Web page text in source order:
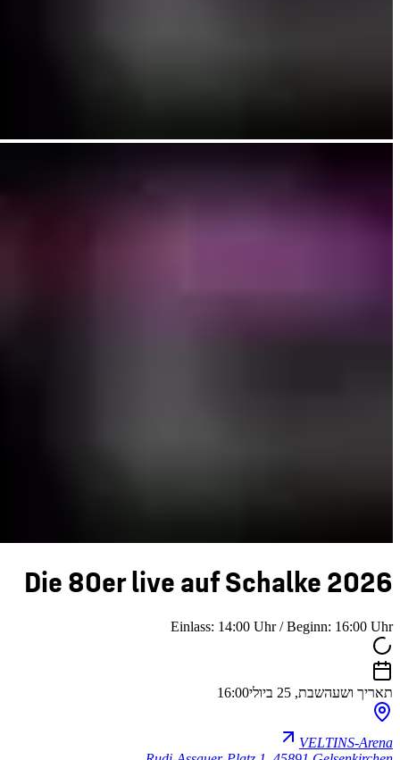
Die 80er live auf Schalke 2026
Einlass: 14:00 Uhr / Beginn: 16:00 Uhr
תאריך ושעהשבת, 25 ביולי 16:00
VELTINS-Arena